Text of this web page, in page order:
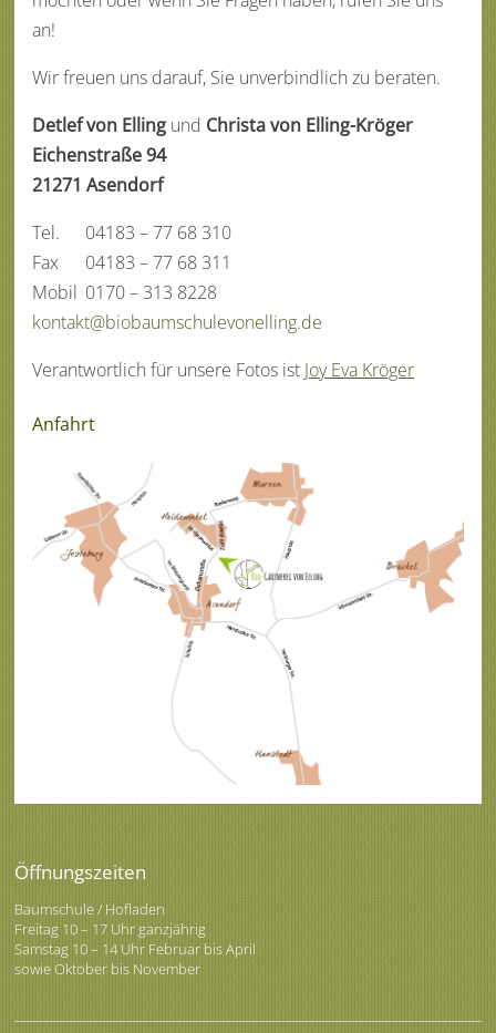
an!
Wir freuen uns darauf, Sie unverbindlich zu beraten.
Detlef von Elling und Christa von Elling-Kröger
Eichenstraße 94
21271 Asendorf
Tel.
04183 – 77 68 310
Fax
04183 – 77 68 311
Mobil 0170 – 313 8228
kontakt@biobaumschulevonelling.de
Verantwortlich für unsere Fotos ist Joy Eva Kröger
Anfahrt
Öffnungszeiten
Baumschule / Hofladen
Freitag 10 – 17 Uhr ganzjährig
Samstag 10 – 14 Uhr Februar bis April
sowie Oktober bis November